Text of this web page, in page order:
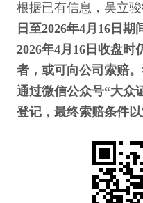
根据已有信息，吴立骏
日至2026年4月16日
2026年4月16日收盘
者，或可向公司索赔
通过微信公众号“大众
登记，最终索赔条件以